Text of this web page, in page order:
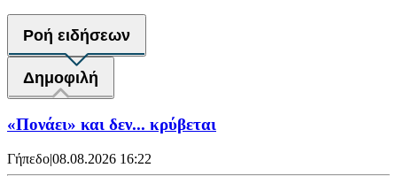
Ροή ειδήσεων
Δημοφιλή
«Πονάει» και δεν... κρύβεται
Γήπεδο|08.08.2026 16:22